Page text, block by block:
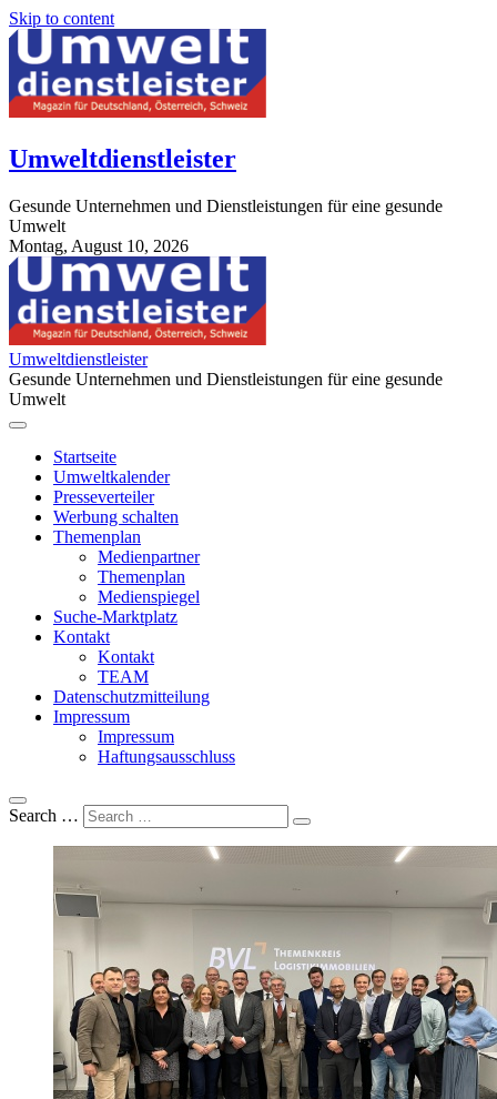
Skip to content
Umweltdienstleister
Gesunde Unternehmen und Dienstleistungen für eine gesunde
Umwelt
Montag, August 10, 2026
StuttgartApotheke.com
Umweltdienstleister
Gesunde Unternehmen und Dienstleistungen für eine gesunde
Umwelt
Startseite
Umweltkalender
Presseverteiler
Werbung schalten
Themenplan
Medienpartner
Themenplan
Medienspiegel
Suche-Marktplatz
Kontakt
Kontakt
TEAM
Datenschutzmitteilung
Impressum
Impressum
Haftungsausschluss
Search …